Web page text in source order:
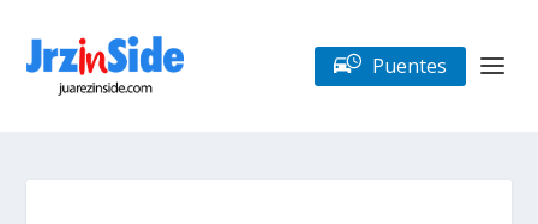
Puentes